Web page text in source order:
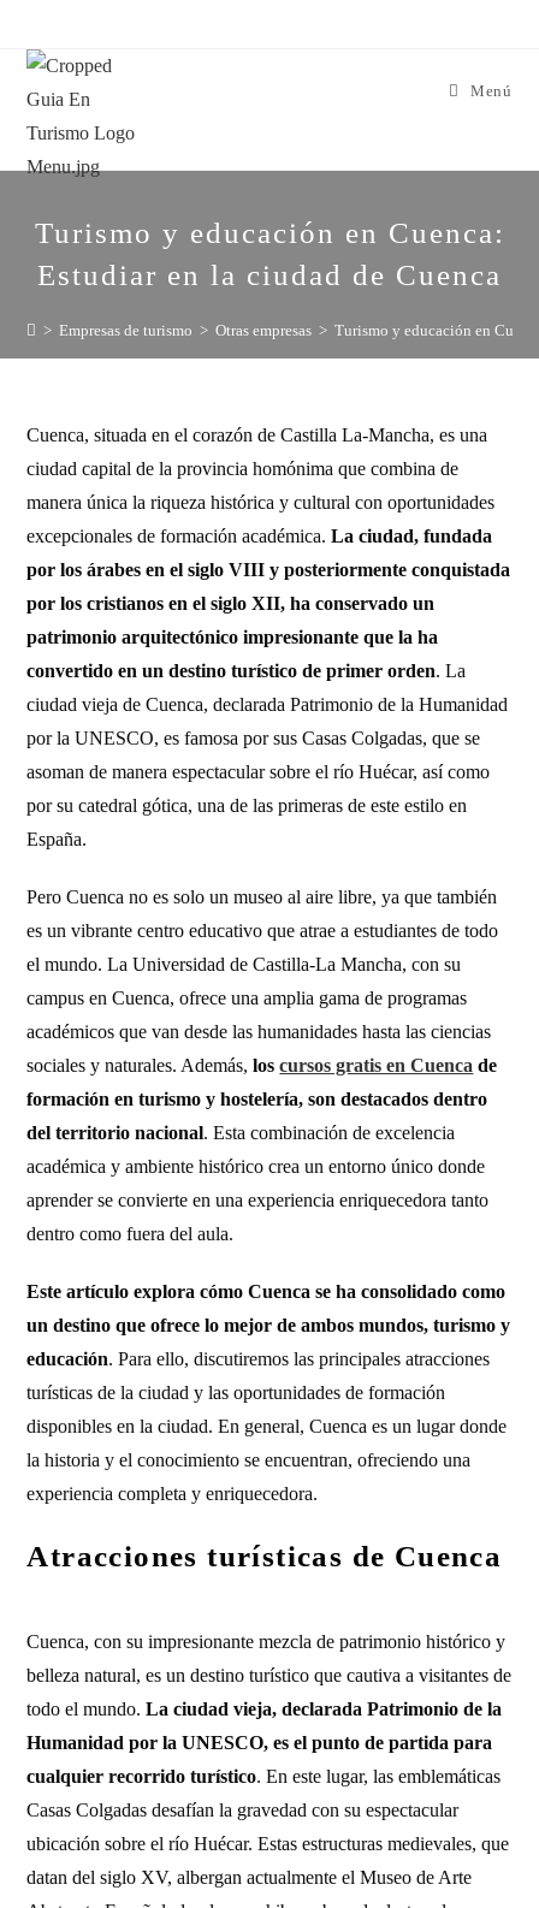
Menú
Turismo y educación en Cuenca:
Estudiar en la ciudad de Cuenca
> Empresas de turismo > Otras empresas > Turismo y educación en
Cuenca, situada en el corazón de Castilla La-Mancha, es una
ciudad capital de la provincia homónima que combina de
manera única la riqueza histórica y cultural con oportunidades
excepcionales de formación académica.La ciudad, fundada
por los árabes en el siglo VIII y posteriormente conquistada
por los cristianos en el siglo XII, ha conservado un
patrimonio arquitectónico impresionante que la ha
convertido en un destino turístico de primer orden. La
ciudad vieja de Cuenca, declarada Patrimonio de la Humanidad
por la UNESCO, es famosa por sus Casas Colgadas, que se
asoman de manera espectacular sobre el río Huécar, así como
por su catedral gótica, una de las primeras de este estilo en
España.
Pero Cuenca no es solo un museo al aire libre, ya que también
es un vibrante centro educativo que atrae a estudiantes de todo
el mundo. La Universidad de Castilla-La Mancha, con su
campus en Cuenca, ofrece una amplia gama de programas
académicos que van desde las humanidades hasta las ciencias
sociales y naturales. Además,loscursos gratis en Cuenca de
formación en turismo y hostelería, son destacados dentro
del territorio nacional. Esta combinación de excelencia
académica y ambiente histórico crea un entorno único donde
aprender se convierte en una experiencia enriquecedora tanto
dentro como fuera del aula.
Este artículo explora cómo Cuenca se ha consolidado como
un destino que ofrece lo mejor de ambos mundos, turismo y
educación. Para ello, discutiremos las principales atracciones
turísticas de la ciudad y las oportunidades de formación
disponibles en la ciudad. En general, Cuenca es un lugar donde
la historia y el conocimiento se encuentran, ofreciendo una
experiencia completa y enriquecedora.
Atracciones turísticas de Cuenca
Cuenca, con su impresionante mezcla de patrimonio histórico y
belleza natural, es un destino turístico que cautiva a visitantes de
todo el mundo.La ciudad vieja, declarada Patrimonio de la
Humanidad por la UNESCO, es el punto de partida para
cualquier recorrido turístico. En este lugar, las emblemáticas
Casas Colgadas desafían la gravedad con su espectacular
ubicación sobre el río Huécar. Estas estructuras medievales, que
datan del siglo XV, albergan actualmente el Museo de Arte